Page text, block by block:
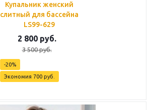
Купальник женский
слитный для бассейна
LS99-629
2 800руб.
3 500руб.
-20%
Экономия 700руб.